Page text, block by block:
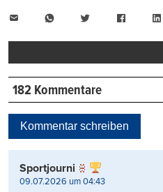
WhatsAppTwitter
182 Kommentare
Kommentar schreiben
Sportjourni
09.07.2026 um 04:43